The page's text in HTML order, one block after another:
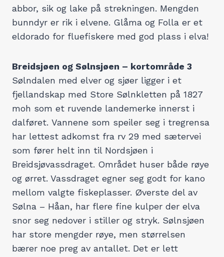
abbor, sik og lake på strekningen. Mengden
bunndyr er rik i elvene. Glåma og Folla er et
eldorado for fluefiskere med god plass i elva!
Breidsjøen og Sølnsjøen – kortområde 3
Sølndalen med elver og sjøer ligger i et
fjellandskap med Store Sølnkletten på 1827
moh som et ruvende landemerke innerst i
dalføret. Vannene som speiler seg i tregrensa
har lettest adkomst fra rv 29 med sætervei
som fører helt inn til Nordsjøen i
Breidsjøvassdraget. Området huser både røye
og ørret. Vassdraget egner seg godt for kano
mellom valgte fiskeplasser. Øverste del av
Sølna – Håan, har flere fine kulper der elva
snor seg nedover i stiller og stryk. Sølnsjøen
har store mengder røye, men størrelsen
bærer noe preg av antallet. Det er lett